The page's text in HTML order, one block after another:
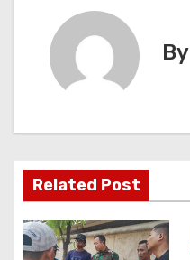
s
i
p
o
By
Related Post